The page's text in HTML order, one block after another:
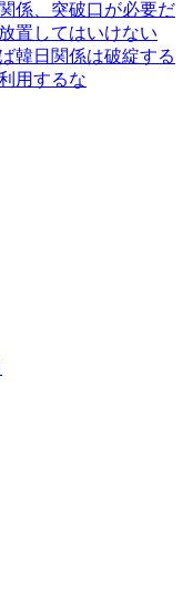
係、突破口が必要だ
置してはいけない
韓日関係は破綻する
用するな